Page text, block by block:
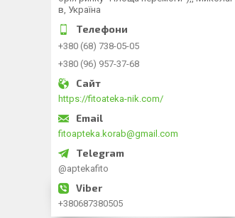
в, Україна
+380 (68) 738-05-05
+380 (96) 957-37-68
https://fitoateka-nik.com/
fitoapteka.korab@gmail.com
@aptekafito
+380687380505